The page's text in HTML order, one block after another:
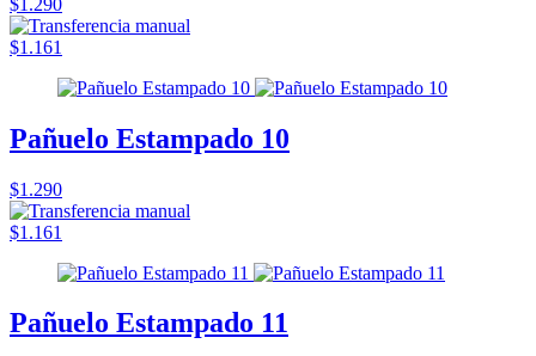
$1.161
Pañuelo Estampado 10
$1.290
$1.161
Pañuelo Estampado 11